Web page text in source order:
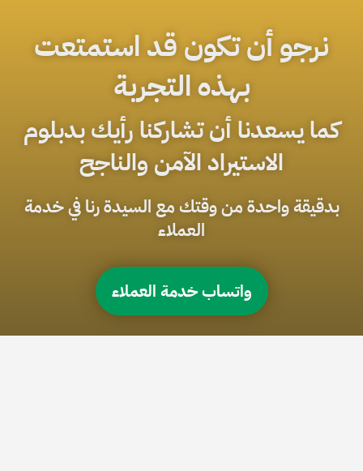
نرجو أن تكون قد استمتعت
بهذه التجربة
كما يسعدنا أن تشاركنا رأيك بدبلوم
الاستيراد الآمن والناجح
بدقيقة واحدة من وقتك مع السيدة رنا في خدمة
العملاء
واتساب خدمة العملاء